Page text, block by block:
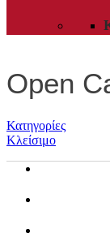
Open
Κατηγορίες
Κλείσιμο